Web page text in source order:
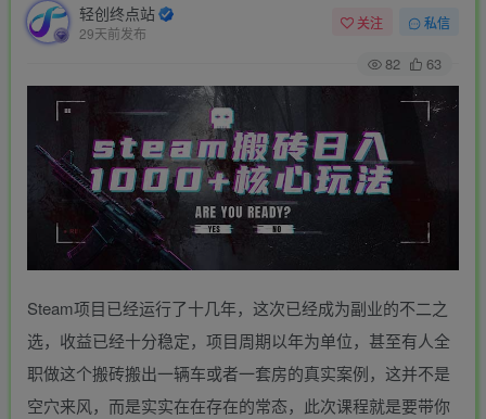
轻创终点站
29天前发布
关注 私信
82 63
Steam项目已经运行了十几年，这次已经成为副业的不二之
选，收益已经十分稳定，项目周期以年为单位，甚至有人全
职做这个搬砖搬出一辆车或者一套房的真实案例，这并不是
空穴来风，而是实实在在存在的常态，此次课程就是要带你